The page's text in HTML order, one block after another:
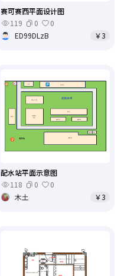
赛可赛西平面设计图
119
0
0
ED99DLzB
￥3
配水站平面示意图
118
0
0
木土
￥3